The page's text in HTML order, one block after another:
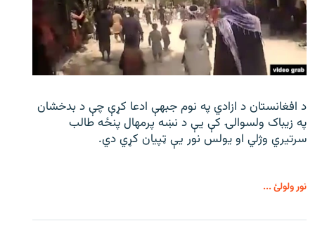
د افغانستان د ازادي په نوم جبهې ادعا کړې چې د بدخشان
په زیباک ولسوالۍ کې يې د نښه پرمهال پنځه طالب
سرتیري وژلي او یولس نور يې ټپیان کړي دي.
نور ولولئ ...